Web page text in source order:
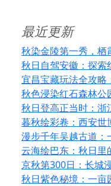
最近更新
秋染金陵第一秀，栖
秋日自驾安徽：探索
宜昌宝藏玩法全攻略
秋色浸染红石森林公
秋日登高正当时：浙
暮秋绘彩卷：西安世
漫步千年吴越古道：
云海绘巴东：秋日里
京秋第300日：长城
秋日紫色秘境：一亩